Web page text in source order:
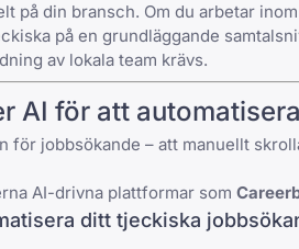
på din bransch. Om du arbetar
på en grundläggande
av lokala team krävs.
AI för att
för jobbsökande – att manuellt
AI-drivna plattformar som
ditt tjeckiska